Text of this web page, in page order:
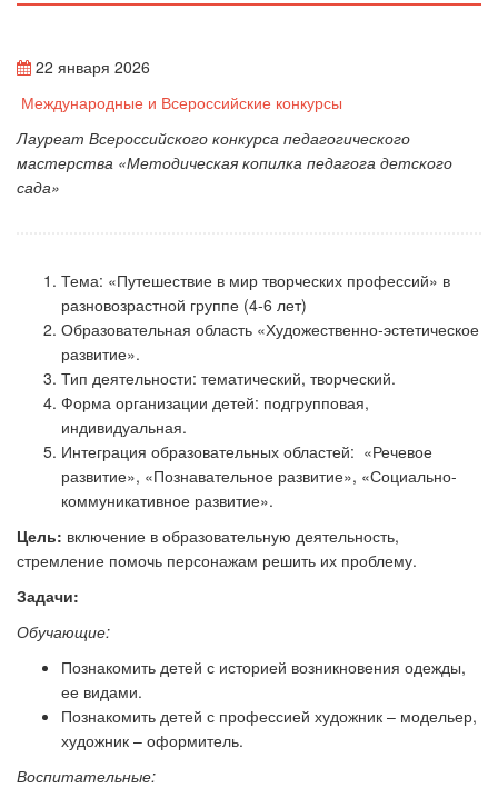
22 января 2026
Международные и Всероссийские конкурсы
Лауреат Всероссийского конкурса педагогического
мастерства «Методическая копилка педагога детского
сада»
Тема: «Путешествие в мир творческих профессий» в
разновозрастной группе (4-6 лет)
Образовательная область «Художественно-эстетическое
развитие».
Тип деятельности: тематический, творческий.
Форма организации детей: подгрупповая,
индивидуальная.
Интеграция образовательных областей: «Речевое
развитие», «Познавательное развитие», «Социально-
коммуникативное развитие».
Цель: включение в образовательную деятельность,
стремление помочь персонажам решить их проблему.
Задачи:
Обучающие:
Познакомить детей с историей возникновения одежды,
ее видами.
Познакомить детей с профессией художник – модельер,
художник – оформитель.
Воспитательные: